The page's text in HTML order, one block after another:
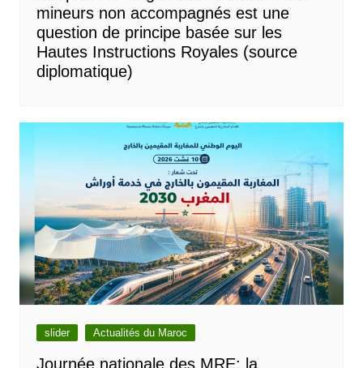
mineurs non accompagnés est une
question de principe basée sur les
Hautes Instructions Royales (source
diplomatique)
slider Actualités du Maroc
Journée nationale des MRE: la